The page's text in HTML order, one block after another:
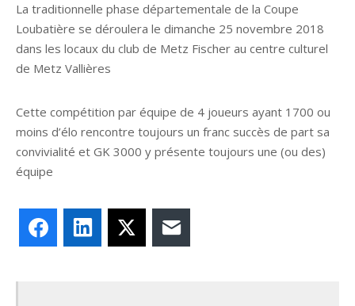
La traditionnelle phase départementale de la Coupe
Loubatière se déroulera le dimanche 25 novembre 2018
dans les locaux du club de Metz Fischer au centre culturel
de Metz Vallières
Cette compétition par équipe de 4 joueurs ayant 1700 ou
moins d’élo rencontre toujours un franc succès de part sa
convivialité et GK 3000 y présente toujours une (ou des)
équipe
FacebookLinkedIn